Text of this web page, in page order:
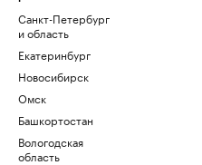
Санкт-Петербург
и область
Екатеринбург
Новосибирск
Омск
Башкортостан
Вологодская
область